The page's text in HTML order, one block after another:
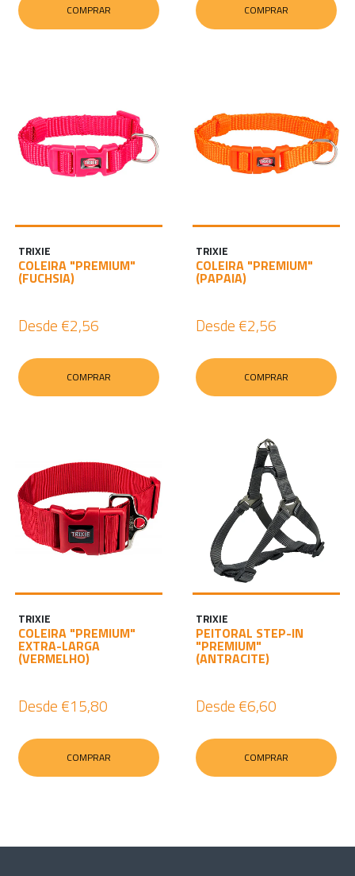
COMPRAR COMPRAR
TRIXIE
COLEIRA "PREMIUM"
(FUCHSIA)
Desde €2,56
COMPRAR
TRIXIE
COLEIRA "PREMIUM"
(PAPAIA)
Desde €2,56
COMPRAR
TRIXIE
COLEIRA "PREMIUM"
EXTRA-LARGA
(VERMELHO)
Desde €15,80
COMPRAR
TRIXIE
PEITORAL STEP-IN
"PREMIUM"
(ANTRACITE)
Desde €6,60
COMPRAR